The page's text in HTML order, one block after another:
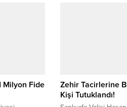
Milyon Fide
Zehir Tacirlerine
Kişi Tutuklandı!